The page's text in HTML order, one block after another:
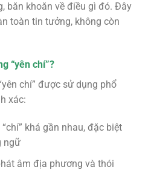
băn khoăn về điều gì đó. Đây
toàn tin tưởng, không còn
“yên chí”?
chí” được sử dụng phổ
xác:
khá gần nhau, đặc biệt
ngữ
âm địa phương và thói